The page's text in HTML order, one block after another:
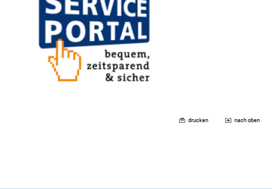
drucken nach oben